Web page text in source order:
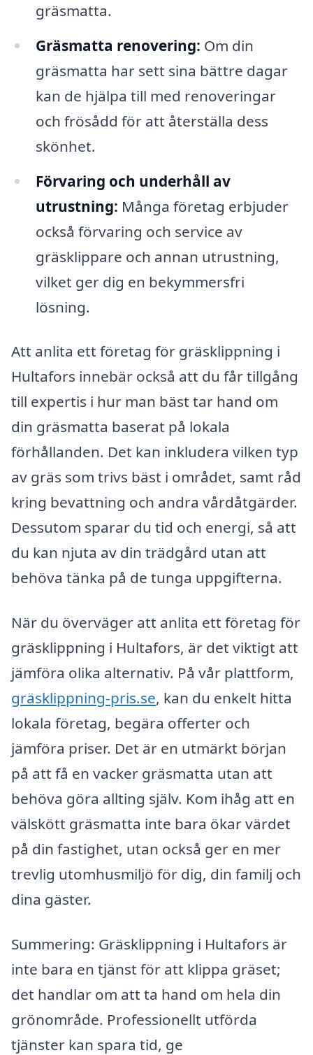
gräsmatta.
Gräsmatta renovering: Om din
gräsmatta har sett sina bättre dagar
kan de hjälpa till med renoveringar
och frösådd för att återställa dess
skönhet.
Förvaring och underhåll av
utrustning: Många företag erbjuder
också förvaring och service av
gräsklippare och annan utrustning,
vilket ger dig en bekymmersfri
lösning.
Att anlita ett företag för gräsklippning i
Hultafors innebär också att du får tillgång
till expertis i hur man bäst tar hand om
din gräsmatta baserat på lokala
förhållanden. Det kan inkludera vilken typ
av gräs som trivs bäst i området, samt råd
kring bevattning och andra vårdåtgärder.
Dessutom sparar du tid och energi, så att
du kan njuta av din trädgård utan att
behöva tänka på de tunga uppgifterna.
När du överväger att anlita ett företag för
gräsklippning i Hultafors, är det viktigt att
jämföra olika alternativ. På vår plattform,
gräsklippning-pris.se, kan du enkelt hitta
lokala företag, begära offerter och
jämföra priser. Det är en utmärkt början
på att få en vacker gräsmatta utan att
behöva göra allting själv. Kom ihåg att en
välskött gräsmatta inte bara ökar värdet
på din fastighet, utan också ger en mer
trevlig utomhusmiljö för dig, din familj och
dina gäster.
Summering: Gräsklippning i Hultafors är
inte bara en tjänst för att klippa gräset;
det handlar om att ta hand om hela din
grönområde. Professionellt utförda
tjänster kan spara tid, ge